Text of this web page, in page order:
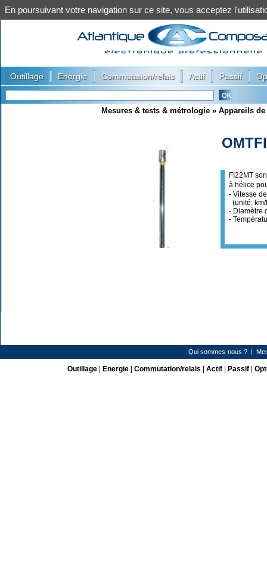
Outillage Energie Commutation/relais Actif Passif
Mesures & tests & métrologie » Appareils
FI22MT
à hélice
- Vitesse
(unité:
- Diamètre
-
Qui sommes-nous ?|
Outillage| Energie| Commutation/relais Actif| Passif|
En poursuivant votre navigation sur ce site, vous acceptez